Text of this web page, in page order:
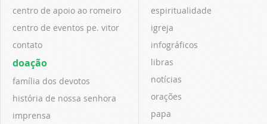
centro de apoio ao romeiro
centro de eventos pe. vitor
contato
doação
família dos devotos
história de nossa senhora
imprensa
espiritualidade
igreja
infográficos
libras
notícias
orações
papa